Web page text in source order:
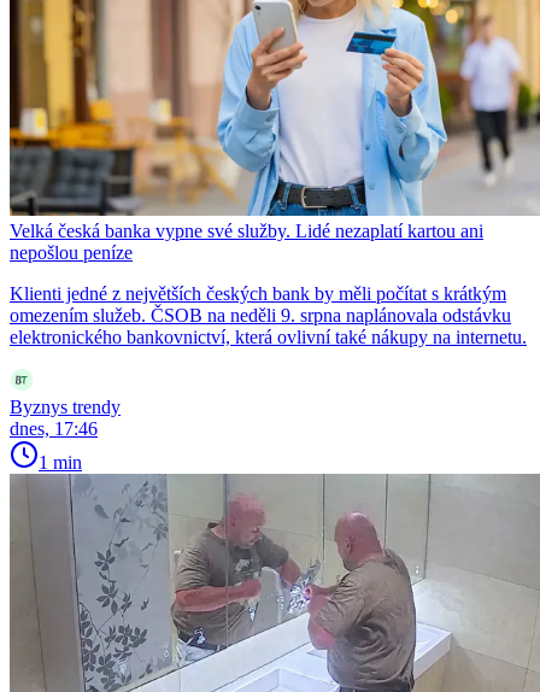
Velká česká banka vypne své služby. Lidé nezaplatí kartou ani
nepošlou peníze
Klienti jedné z největších českých bank by měli počítat s krátkým
omezením služeb. ČSOB na neděli 9. srpna naplánovala odstávku
elektronického bankovnictví, která ovlivní také nákupy na internetu.
Byznys trendy
dnes, 17:46
1 min